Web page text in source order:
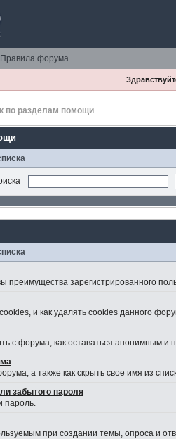
Правила форума
по разделам помощи
преимущества зарегистрированного
и как удалять cookies данного
с форума, как оставаться анонимным
а также как скрыть свое имя из
забытого пароля
пароль.
при создании темы, опроса и